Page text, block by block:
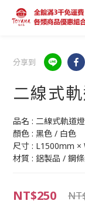
分享到
二線式
品名 : 二線式軌道
顏色 : 黑色 / 白色
尺寸 : L1500mm
材質 : 鋁製品 / 鋼
NT$250